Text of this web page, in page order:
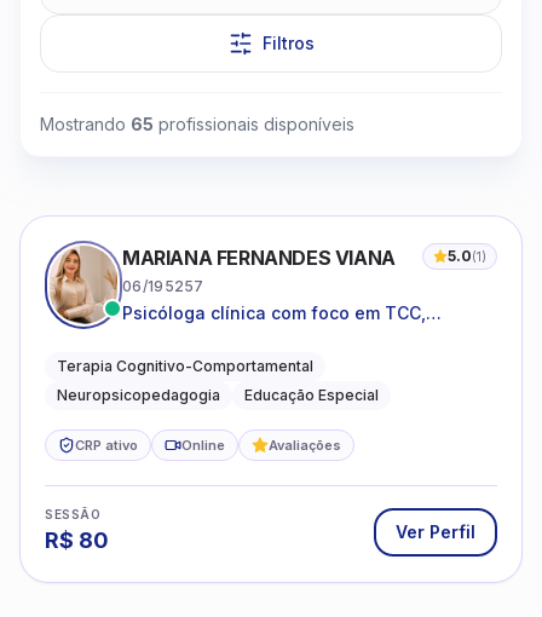
Filtros
Mostrando 65 profissionais disponíveis
MARIANA FERNANDES VIANA 5.0(1)
06/195257
Psicóloga clínica com foco em TCC,
do neurodesenvolvimento.
Terapia Cognitivo-Comportamental
Neuropsicopedagogia
Educação Especial
CRP ativo Online Avaliações
SESSÃO
R$ 80 Ver Perfil